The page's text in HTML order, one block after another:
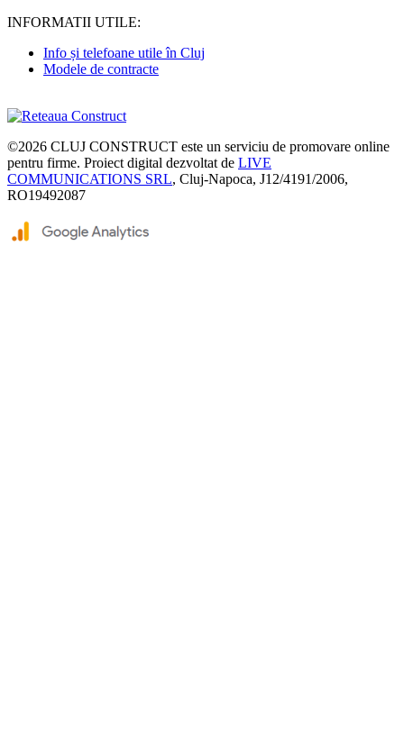
INFORMATII UTILE:
Info și telefoane utile în Cluj
Modele de contracte
©2026 CLUJ CONSTRUCT este un serviciu de promovare online
pentru firme. Proiect digital dezvoltat de LIVE
COMMUNICATIONS SRL, Cluj-Napoca, J12/4191/2006,
RO19492087